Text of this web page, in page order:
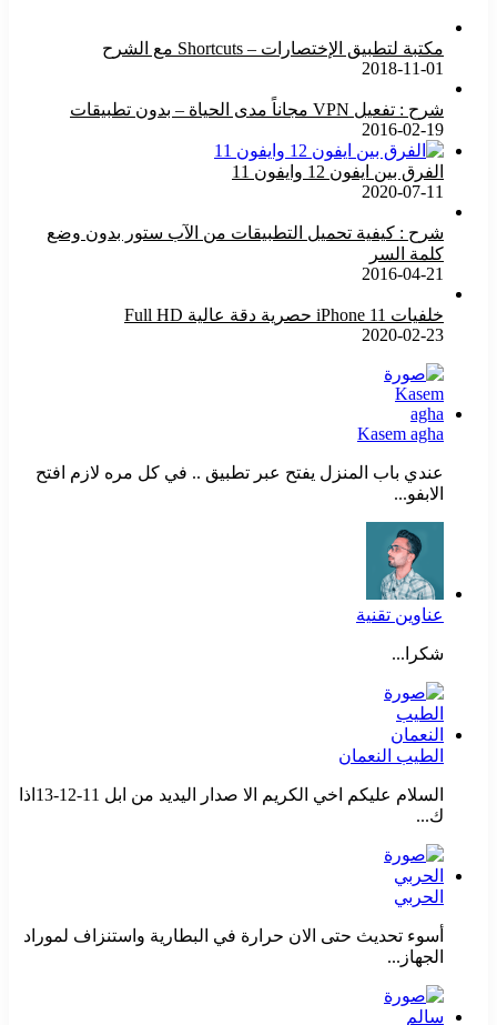
مكتبة لتطبيق الإختصارات – Shortcuts مع الشرح
2018-11-01
شرح : تفعيل VPN مجاناً مدى الحياة – بدون تطبيقات
2016-02-19
الفرق بين ايفون 12 وايفون 11
2020-07-11
شرح : كيفية تحميل التطبيقات من الآب ستور بدون وضع
كلمة السر
2016-04-21
خلفيات iPhone 11 حصرية دقة عالية Full HD
2020-02-23
Kasem agha
عندي باب المنزل يفتح عبر تطبيق .. في كل مره لازم افتح
الابفو...
عناوين تقنية
شكرا...
الطيب النعمان
السلام عليكم اخي الكريم الا صدار اليديد من ابل 11-12-13اذا
ك...
الحربي
أسوء تحديث حتى الان حرارة في البطارية واستنزاف لموراد
الجهاز...